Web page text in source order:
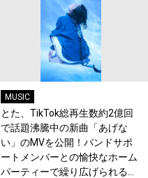
MUSIC
とた、TikTok総再生数約2億回
で話題沸騰中の新曲「あげな
い」のMVを公開！バンドサポ
ートメンバーとの愉快なホーム
パーティーで繰り広げられるパ